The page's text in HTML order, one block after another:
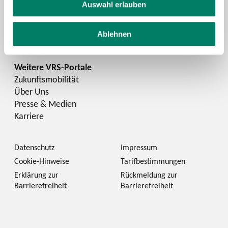
Auswahl erlauben
Ablehnen
Instagram
Zukunftsmobilität
Über Uns
Presse & Medien
Karriere
Datenschutz
Impressum
Cookie-Hinweise
Tarifbestimmungen
Erklärung zur
Barrierefreiheit
Rückmeldung zur
Barrierefreiheit